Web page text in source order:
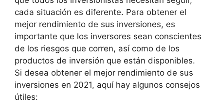
cada situación es diferente. Para obtener el
mejor rendimiento de sus inversiones, es
importante que los inversores sean conscientes
de los riesgos que corren, así como de los
productos de inversión que están disponibles.
Si desea obtener el mejor rendimiento de sus
inversiones en 2021, aquí hay algunos consejos
útiles: